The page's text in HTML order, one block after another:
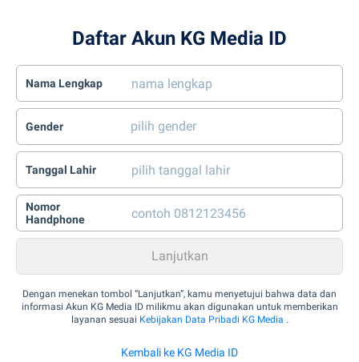
Daftar Akun KG Media ID
Nama Lengkap
Gender
Tanggal Lahir
Nomor
Handphone
Dengan menekan tombol “Lanjutkan”, kamu menyetujui bahwa data dan
informasi Akun KG Media ID milikmu akan digunakan untuk memberikan
layanan sesuai Kebijakan Data Pribadi KG Media .
Kembali ke KG Media ID